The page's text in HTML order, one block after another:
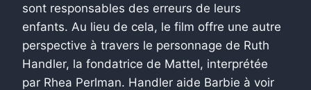
sont responsables des erreurs de leurs
enfants. Au lieu de cela, le film offre une autre
perspective à travers le personnage de Ruth
Handler, la fondatrice de Mattel, interprétée
par Rhea Perlman. Handler aide Barbie à voir